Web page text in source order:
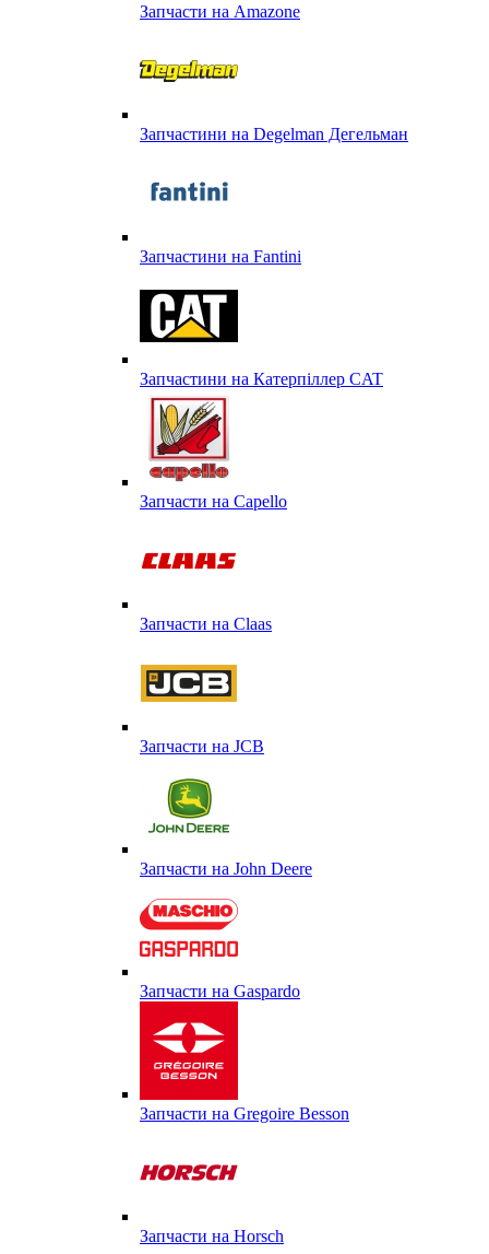
Запчасти на Amazone
Запчастини на Degelman Дегельман
Запчастини на Fantini
Запчастини на Катерпіллер CAT
Запчасти на Capello
Запчасти на Сlaas
Запчасти на JCB
Запчасти на John Deere
Запчасти на Gaspardo
Запчасти на Gregoire Besson
Запчасти на Horsch